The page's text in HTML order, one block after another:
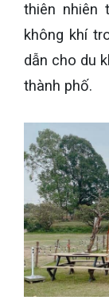
thiên nhiên
không khí
dẫn cho du
thành phố.